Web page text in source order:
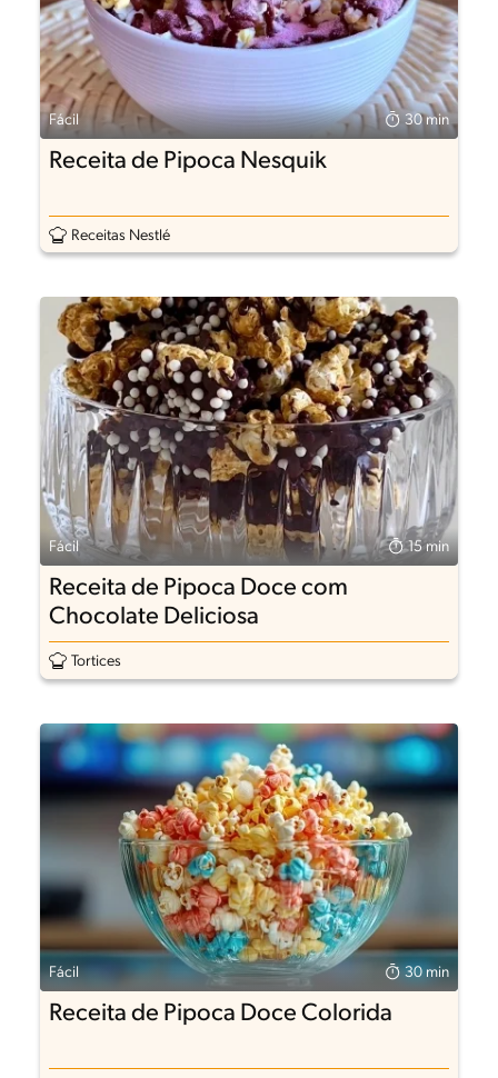
Fácil 30 min
Receita de Pipoca Nesquik
Receitas Nestlé
Fácil 15 min
Receita de Pipoca Doce com
Chocolate Deliciosa
Tortices
Fácil 30 min
Receita de Pipoca Doce Colorida